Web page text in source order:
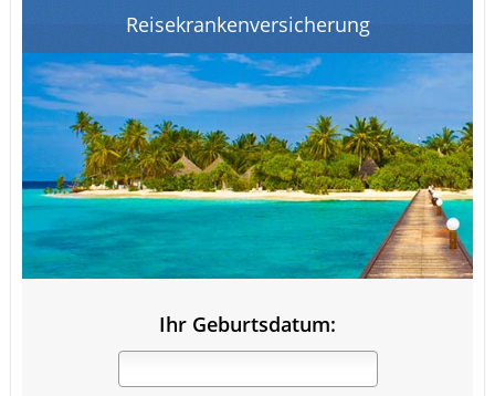
Reisekrankenversicherung
Ihr Geburtsdatum: